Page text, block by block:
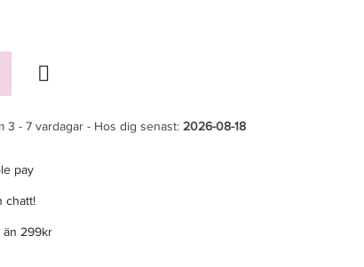
3 - 7 vardagar - Hos dig senast: 2026-08-18
pay
chatt!
än 299kr